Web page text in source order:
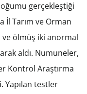
gerçekleştiği
İl Tarım ve Orman
ölmüş iki anormal
aldı. Numuneler,
Kontrol Araştırma
Yapılan testler